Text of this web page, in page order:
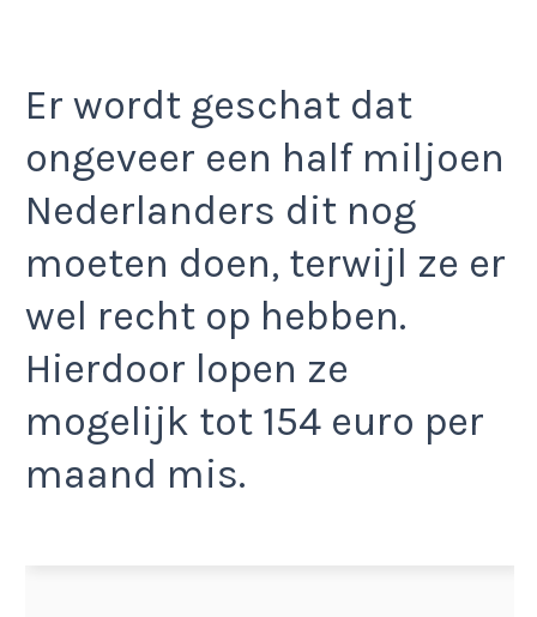
Er wordt geschat dat
ongeveer een half miljoen
Nederlanders dit nog
moeten doen, terwijl ze er
wel recht op hebben.
Hierdoor lopen ze
mogelijk tot 154 euro per
maand mis.